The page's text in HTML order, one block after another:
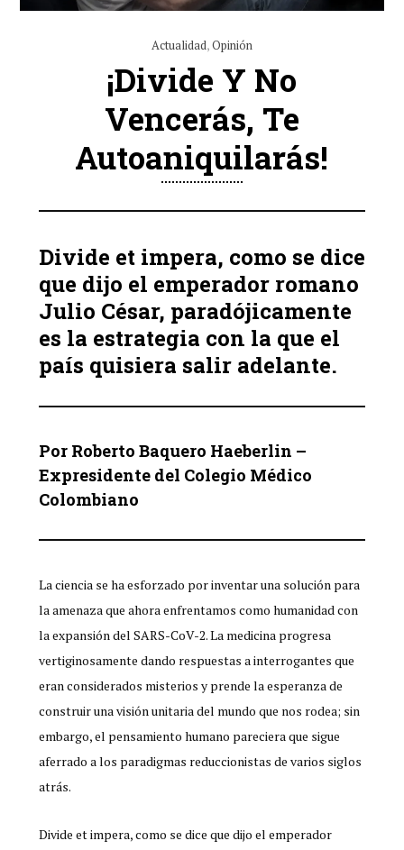
Actualidad,Opinión
¡Divide Y No
Vencerás, Te
Autoaniquilarás!
Divide et impera, como se dice
que dijo el emperador romano
Julio César, paradójicamente
es la estrategia con la que el
país quisiera salir adelante.
Por Roberto Baquero Haeberlin –
Expresidente del Colegio Médico
Colombiano
La ciencia se ha esforzado por inventar una solución para
la amenaza que ahora enfrentamos como humanidad con
la expansión del SARS-CoV-2. La medicina progresa
vertiginosamente dando respuestas a interrogantes que
eran considerados misterios y prende la esperanza de
construir una visión unitaria del mundo que nos rodea; sin
embargo, el pensamiento humano pareciera que sigue
aferrado a los paradigmas reduccionistas de varios siglos
atrás.
Divide et impera, como se dice que dijo el emperador